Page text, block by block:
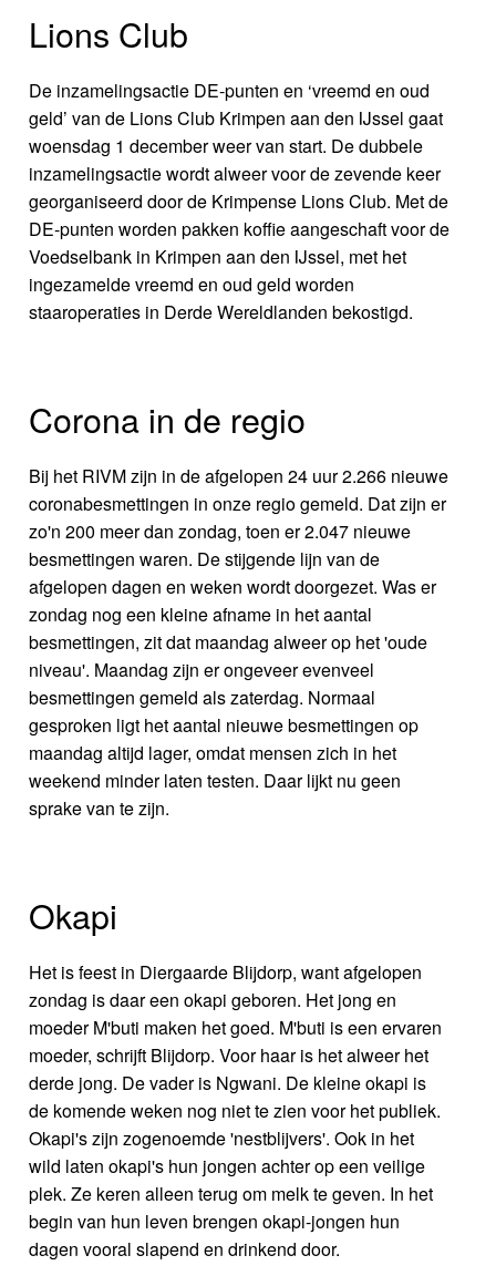
Lions Club
De inzamelingsactie DE-punten en ‘vreemd en oud
geld’ van de Lions Club Krimpen aan den IJssel gaat
woensdag 1 december weer van start. De dubbele
inzamelingsactie wordt alweer voor de zevende keer
georganiseerd door de Krimpense Lions Club. Met de
DE-punten worden pakken koffie aangeschaft voor de
Voedselbank in Krimpen aan den IJssel, met het
ingezamelde vreemd en oud geld worden
staaroperaties in Derde Wereldlanden bekostigd.
Corona in de regio
Bij het RIVM zijn in de afgelopen 24 uur 2.266 nieuwe
coronabesmettingen in onze regio gemeld. Dat zijn er
zo'n 200 meer dan zondag, toen er 2.047 nieuwe
besmettingen waren. De stijgende lijn van de
afgelopen dagen en weken wordt doorgezet. Was er
zondag nog een kleine afname in het aantal
besmettingen, zit dat maandag alweer op het 'oude
niveau'. Maandag zijn er ongeveer evenveel
besmettingen gemeld als zaterdag. Normaal
gesproken ligt het aantal nieuwe besmettingen op
maandag altijd lager, omdat mensen zich in het
weekend minder laten testen. Daar lijkt nu geen
sprake van te zijn.
Okapi
Het is feest in Diergaarde Blijdorp, want afgelopen
zondag is daar een okapi geboren. Het jong en
moeder M'buti maken het goed. M'buti is een ervaren
moeder, schrijft Blijdorp. Voor haar is het alweer het
derde jong. De vader is Ngwani. De kleine okapi is
de komende weken nog niet te zien voor het publiek.
Okapi's zijn zogenoemde 'nestblijvers'. Ook in het
wild laten okapi's hun jongen achter op een veilige
plek. Ze keren alleen terug om melk te geven. In het
begin van hun leven brengen okapi-jongen hun
dagen vooral slapend en drinkend door.